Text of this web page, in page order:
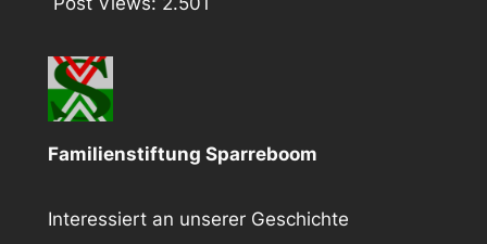
Familienstiftung Sparreboom
Interessiert an unserer Geschichte